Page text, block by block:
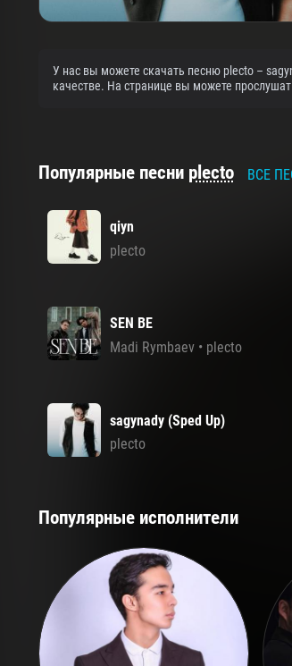
У нас вы можете скачать песню plecto –
качестве. На странице вы можете
Популярные песни plecto ВСЕ
qiyn
plecto
SEN BE
Madi Rymbaev• plecto
sagynady (Sped Up)
plecto
Популярные исполнители